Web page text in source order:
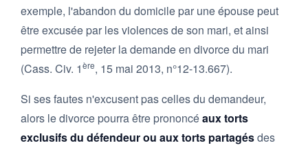
exemple, l'abandon du domicile par une épouse peut
être excusée par les violences de son mari, et ainsi
permettre de rejeter la demande en divorce du mari
(Cass. Civ. 1ère, 15 mai 2013, n°12-13.667).
Si ses fautes n'excusent pas celles du demandeur,
alors le divorce pourra être prononcéaux torts
exclusifs du défendeur ou aux torts partagésdes